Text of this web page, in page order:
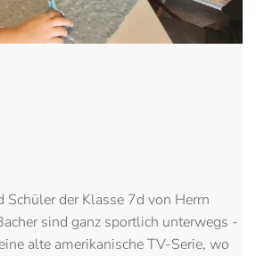
Schüler der Klasse 7d von Herrn
sind ganz sportlich unterwegs -
alte amerikanische TV-Serie, wo